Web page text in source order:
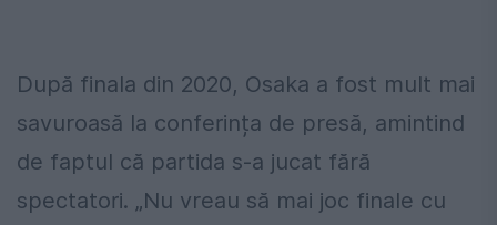
După finala din 2020, Osaka a fost mult mai
savuroasă la conferința de presă, amintind
de faptul că partida s-a jucat fără
spectatori. „Nu vreau să mai joc finale cu